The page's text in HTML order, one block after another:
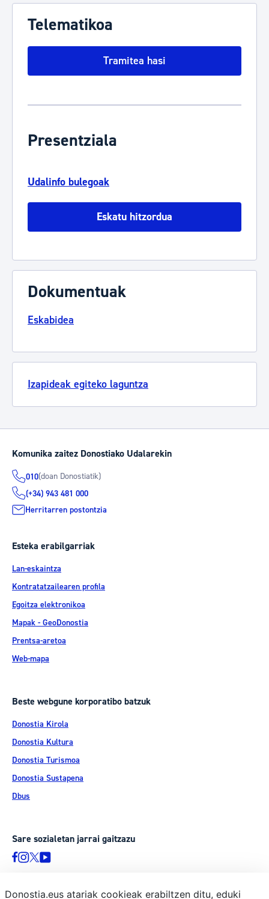
Telematikoa
Tramitea hasi
Presentziala
Udalinfo bulegoak
Eskatu hitzordua
Dokumentuak
Eskabidea
Izapideak egiteko laguntza
Komunika zaitez Donostiako Udalarekin
010(doan Donostiatik)
(+34) 943 481 000
Herritarren postontzia
Esteka erabilgarriak
Lan-eskaintza
Kontratatzailearen profila
Egoitza elektronikoa
Mapak - GeoDonostia
Prentsa-aretoa
Web-mapa
Beste webgune korporatibo batzuk
Donostia Kirola
Donostia Kultura
Donostia Turismoa
Donostia Sustapena
Dbus
Sare sozialetan jarrai gaitzazu
Donostia.eus atariak cookieak erabiltzen ditu, eduki